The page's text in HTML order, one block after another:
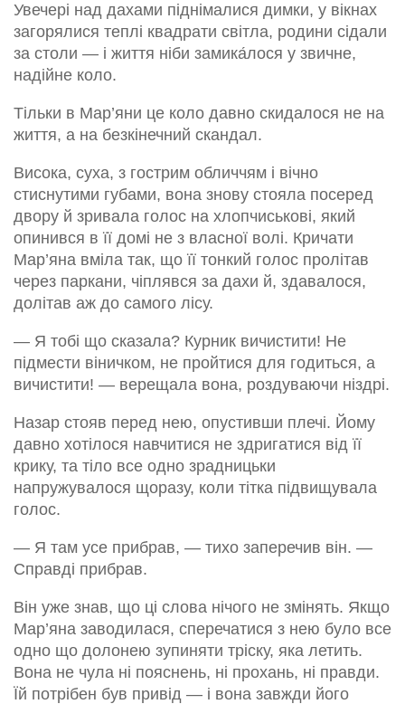
Увечері над дахами піднімалися димки, у вікнах
загорялися теплі квадрати світла, родини сідали
за столи — і життя ніби замика́лося у звичне,
надійне коло.
Тільки в Мар’яни це коло давно скидалося не на
життя, а на безкінечний скандал.
Висока, суха, з гострим обличчям і вічно
стиснутими губами, вона знову стояла посеред
двору й зривала голос на хлопчиськові, який
опинився в її домі не з власної волі. Кричати
Мар’яна вміла так, що її тонкий голос пролітав
через паркани, чіплявся за дахи й, здавалося,
долітав аж до самого лісу.
— Я тобі що сказала? Курник вичистити! Не
підмести віничком, не пройтися для годиться, а
вичистити! — верещала вона, роздуваючи ніздрі.
Назар стояв перед нею, опустивши плечі. Йому
давно хотілося навчитися не здригатися від її
крику, та тіло все одно зрадницьки
напружувалося щоразу, коли тітка підвищувала
голос.
— Я там усе прибрав, — тихо заперечив він. —
Справді прибрав.
Він уже знав, що ці слова нічого не змінять. Якщо
Мар’яна заводилася, сперечатися з нею було все
одно що долонею зупиняти тріску, яка летить.
Вона не чула ні пояснень, ні прохань, ні правди.
Їй потрібен був привід — і вона завжди його